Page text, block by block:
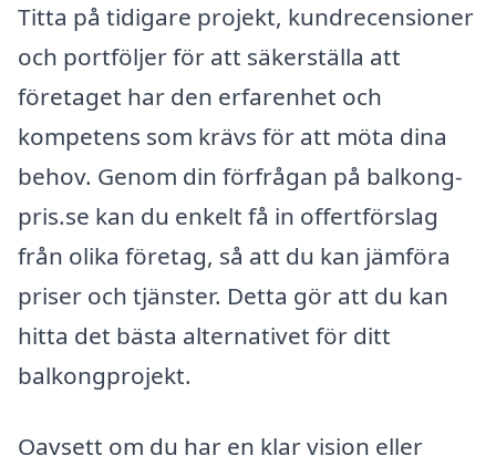
Titta på tidigare projekt, kundrecensioner
och portföljer för att säkerställa att
företaget har den erfarenhet och
kompetens som krävs för att möta dina
behov. Genom din förfrågan på balkong-
pris.se kan du enkelt få in offertförslag
från olika företag, så att du kan jämföra
priser och tjänster. Detta gör att du kan
hitta det bästa alternativet för ditt
balkongprojekt.
Oavsett om du har en klar vision eller